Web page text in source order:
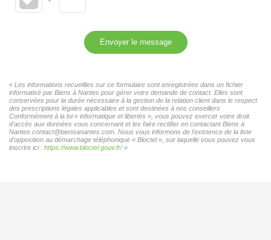
Envoyer le message
« Les informations recueillies sur ce formulaire sont enregistrées dans un fichier
informatisé par Biens à Nantes pour gérer votre demande de contact. Elles sont
conservées pour la durée nécessaire à la gestion de la relation client dans le respect
des prescriptions légales applicables et sont destinées à nos conseillers
Conformément à la loi « informatique et libertés », vous pouvez exercer votre droit
d'accès aux données vous concernant et les faire rectifier en contactant Biens à
Nantes contact@biensanantes.com. Nous vous informons de l'existence de la liste
d'opposition au démarchage téléphonique « Bloctel », sur laquelle vous pouvez vous
inscrire ici : https://www.bloctel.gouv.fr/»